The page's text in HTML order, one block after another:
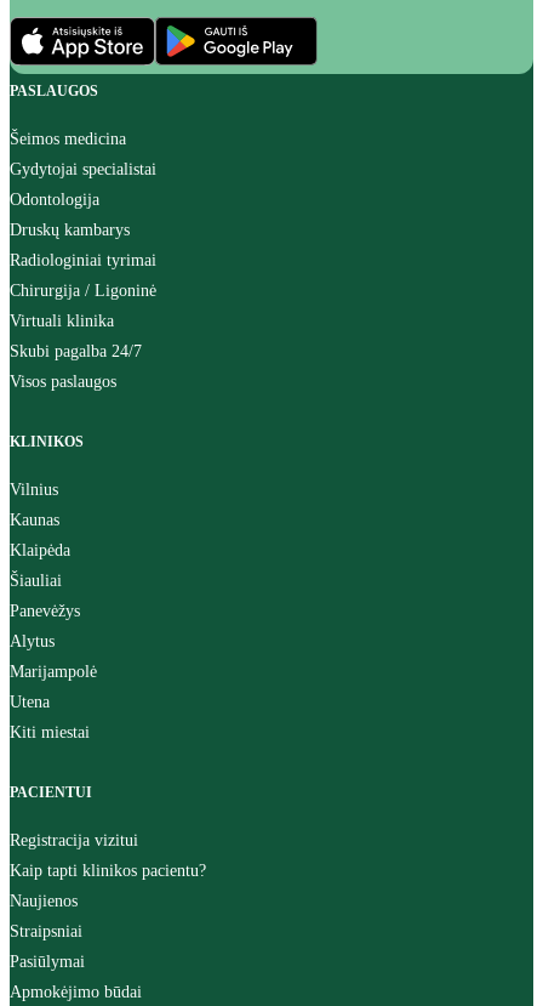
PASLAUGOS
Šeimos medicina
Gydytojai specialistai
Odontologija
Druskų kambarys
Radiologiniai tyrimai
Chirurgija / Ligoninė
Virtuali klinika
Skubi pagalba 24/7
Visos paslaugos
KLINIKOS
Vilnius
Kaunas
Klaipėda
Šiauliai
Panevėžys
Alytus
Marijampolė
Utena
Kiti miestai
PACIENTUI
Registracija vizitui
Kaip tapti klinikos pacientu?
Naujienos
Straipsniai
Pasiūlymai
Apmokėjimo būdai